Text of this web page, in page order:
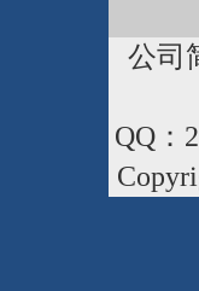
公司
QQ：